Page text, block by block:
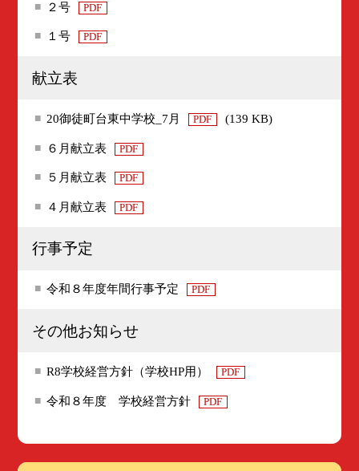
２号 PDF
１号 PDF
献立表
20御徒町台東中学校_7月 PDF (139 KB)
６月献立表 PDF
５月献立表 PDF
４月献立表 PDF
行事予定
令和８年度年間行事予定 PDF
その他お知らせ
R8学校経営方針（学校HP用） PDF
令和８年度 学校経営方針 PDF